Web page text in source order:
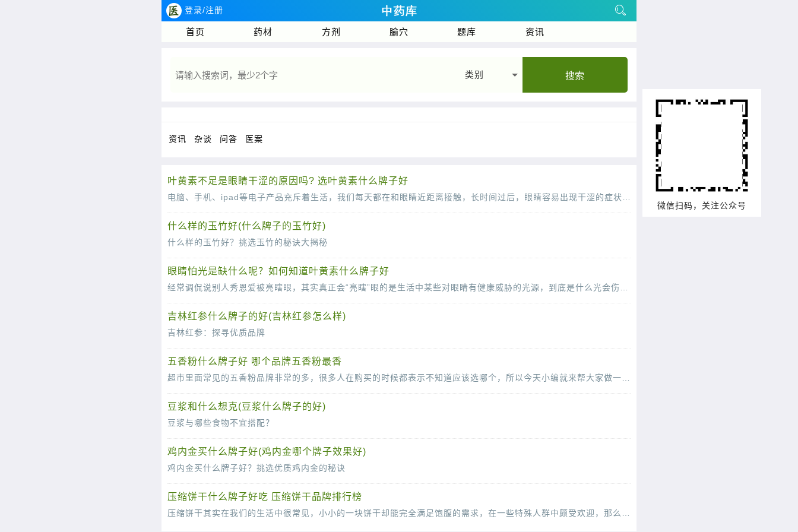
登录/注册
首页 药材 方剂 腧穴 题库 资讯
类别 搜索
资讯 杂谈 问答 医案
叶黄素不足是眼睛干涩的原因吗? 选叶黄素什么牌子好
什么样的玉竹好(什么牌子的玉竹好)
什么样的玉竹好？挑选玉竹的秘诀大揭秘
眼睛怕光是缺什么呢？如何知道叶黄素什么牌子好
吉林红参什么牌子的好(吉林红参怎么样)
吉林红参：探寻优质品牌
五香粉什么牌子好 哪个品牌五香粉最香
豆浆和什么想克(豆浆什么牌子的好)
豆浆与哪些食物不宜搭配？
鸡内金买什么牌子好(鸡内金哪个牌子效果好)
鸡内金买什么牌子好？挑选优质鸡内金的秘诀
压缩饼干什么牌子好吃 压缩饼干品牌排行榜
微信扫码，关注公众号